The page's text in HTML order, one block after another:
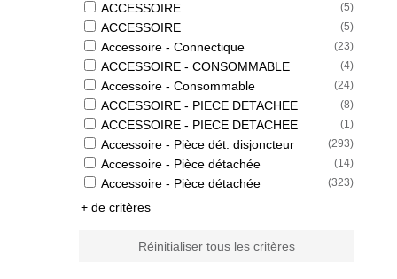
ACCESSOIRE (5)
ACCESSOIRE (5)
Accessoire - Connectique (23)
ACCESSOIRE - CONSOMMABLE (4)
Accessoire - Consommable (24)
ACCESSOIRE - PIECE DETACHEE (8)
ACCESSOIRE - PIECE DETACHEE (1)
Accessoire - Pièce dét. disjoncteur (293)
Accessoire - Pièce détachée (14)
Accessoire - Pièce détachée (323)
+ de critères
Réinitialiser tous les critères